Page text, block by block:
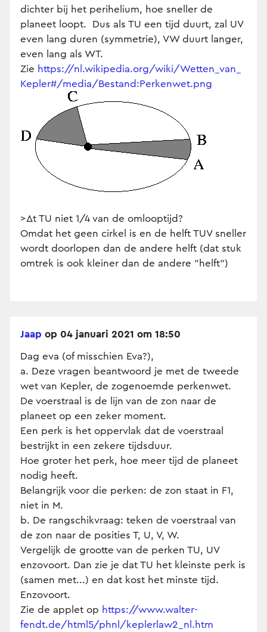
dichter bij het perihelium, hoe sneller de
planeet loopt. Dus als TU een tijd duurt, zal UV
even lang duren (symmetrie), VW duurt langer,
even lang als WT.
Zie https://nl.wikipedia.org/wiki/Wetten_van_
Kepler#/media/Bestand:Perkenwet.png
>Δt TU niet 1/4 van de omlooptijd?
Omdat het geen cirkel is en de helft TUV sneller
wordt doorlopen dan de andere helft (dat stuk
omtrek is ook kleiner dan de andere "helft")
Jaap op 04 januari 2021 om 18:50
Dag eva (of misschien Eva?),
a. Deze vragen beantwoord je met de tweede
wet van Kepler, de zogenoemde perkenwet.
De voerstraal is de lijn van de zon naar de
planeet op een zeker moment.
Een perk is het oppervlak dat de voerstraal
bestrijkt in een zekere tijdsduur.
Hoe groter het perk, hoe meer tijd de planeet
nodig heeft.
Belangrijk voor die perken: de zon staat in F1,
niet in M.
b. De rangschikvraag: teken de voerstraal van
de zon naar de posities T, U, V, W.
Vergelijk de grootte van de perken TU, UV
enzovoort. Dan zie je dat TU het kleinste perk is
(samen met...) en dat kost het minste tijd.
Enzovoort.
Zie de applet op https://www.walter-
fendt.de/html5/phnl/keplerlaw2_nl.htm